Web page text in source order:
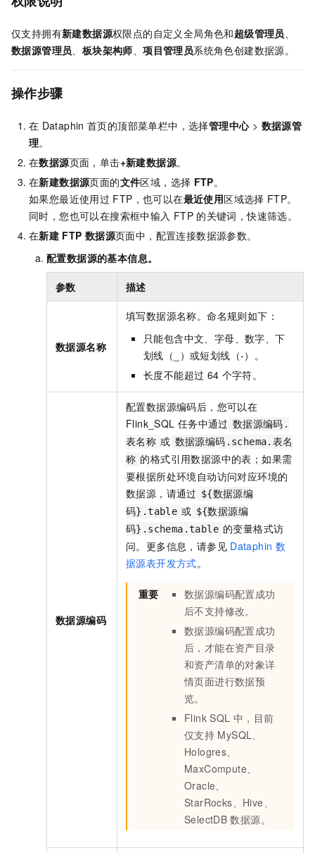
仅支持拥有新建数据源权限点的自定义全局角色和超级管理员、
数据源管理员、 板块架构师、项目管理员系统角色创建数据源。
操作步骤
在 Dataphin 首页的顶部菜单栏中，选择管理中心> 数据源管
理。
在数据源页面，单击+新建数据源。
在新建数据源页面的文件区域，选择 FTP。
如果您最近使用过 FTP，也可以在最近使用区域选择 FTP。
同时，您也可以在搜索框中输入 FTP 的关键词，快速筛选。
在新建 FTP 数据源页面中，配置连接数据源参数。
配置数据源的基本信息。
参数 描述
数据源名称
填写数据源名称。命名规则如下：
只能包含中文、字母、数字、下
划线（_）或短划线（-）。
长度不能超过 64 个字符。
数据源编码
配置数据源编码后，您可以在
Flink_SQL 任务中通过 数据源编码.
表名称 或 数据源编码.schema.表名
称 的格式引用数据源中的表；如果需
要根据所处环境自动访问对应环境的
数据源，请通过 ${数据源编
码}.table 或 ${数据源编
码}.schema.table 的变量格式访
问。更多信息，请参见 Dataphin 数
据源表开发方式。
重要
数据源编码配置成功
后不支持修改。
数据源编码配置成功
后，才能在资产目录
和资产清单的对象详
情页面进行数据预
览。
Flink SQL 中，目前
仅支持 MySQL、
Hologres、
MaxCompute、
Oracle、
StarRocks、Hive、
SelectDB 数据源。